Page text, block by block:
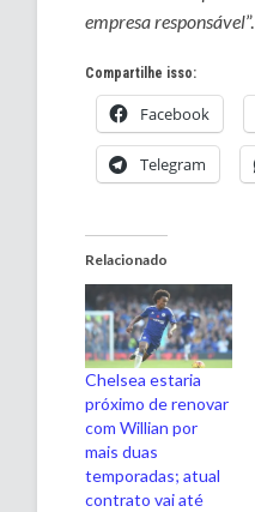
empresa responsável”.
Compartilhe isso:
Facebook
Telegram
Relacionado
Chelsea estaria
próximo de renovar
com Willian por
mais duas
temporadas; atual
contrato vai até